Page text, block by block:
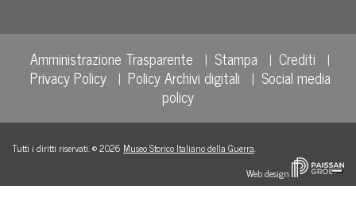
Amministrazione Trasparente Stampa
Crediti
Privacy Policy
Policy Archivi digitali
Social media
policy
Tutti i diritti riservati. © 2026 Museo Storico Italiano della Guerra.
Web design